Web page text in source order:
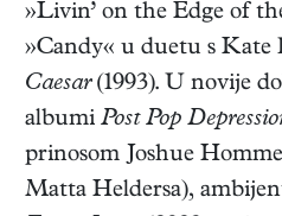
»Livin’ on the Edge of
»Candy« u duetu s Kate
Caesar(1993). U novije
albumi Post Pop
prinosom Joshue
Matta Heldersa),